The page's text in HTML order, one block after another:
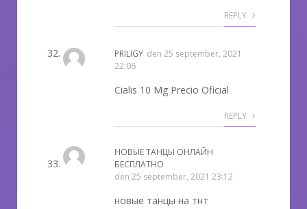
REPLY
PRILIGY den 25 september, 2021
22:06
Cialis 10 Mg Precio Oficial
REPLY
НОВЫЕ ТАНЦЫ ОНЛАЙН
БЕСПЛАТНО
den 25 september, 2021 23:12
новые танцы на тнт